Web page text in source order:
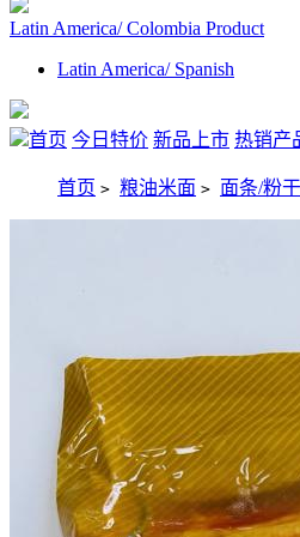
Latin America/ Colombia Product
Latin America/ Spanish
首页 今日特价 新品上市 热销产
首页 > 粮油米面 > 面条/粉干